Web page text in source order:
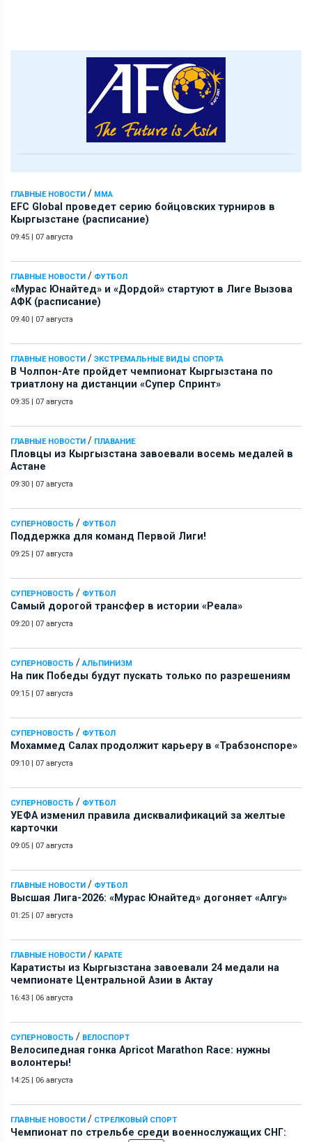
ГЛАВНЫЕ НОВОСТИ / ММА
EFC Global проведет серию бойцовских турниров в
Кыргызстане (расписание)
09:45 | 07 августа
ГЛАВНЫЕ НОВОСТИ / ФУТБОЛ
«Мурас Юнайтед» и «Дордой» стартуют в Лиге Вызова
АФК (расписание)
09:40 | 07 августа
ГЛАВНЫЕ НОВОСТИ / ЭКСТРЕМАЛЬНЫЕ ВИДЫ СПОРТА
В Чолпон-Ате пройдет чемпионат Кыргызстана по
триатлону на дистанции «Супер Спринт»
09:35 | 07 августа
ГЛАВНЫЕ НОВОСТИ / ПЛАВАНИЕ
Пловцы из Кыргызстана завоевали восемь медалей в
Астане
09:30 | 07 августа
СУПЕРНОВОСТЬ / ФУТБОЛ
Поддержка для команд Первой Лиги!
09:25 | 07 августа
СУПЕРНОВОСТЬ / ФУТБОЛ
Самый дорогой трансфер в истории «Реала»
09:20 | 07 августа
СУПЕРНОВОСТЬ / АЛЬПИНИЗМ
На пик Победы будут пускать только по разрешениям
09:15 | 07 августа
СУПЕРНОВОСТЬ / ФУТБОЛ
Мохаммед Салах продолжит карьеру в «Трабзонспоре»
09:10 | 07 августа
СУПЕРНОВОСТЬ / ФУТБОЛ
УЕФА изменил правила дисквалификаций за желтые
карточки
09:05 | 07 августа
ГЛАВНЫЕ НОВОСТИ / ФУТБОЛ
Высшая Лига-2026: «Мурас Юнайтед» догоняет «Алгу»
01:25 | 07 августа
ГЛАВНЫЕ НОВОСТИ / КАРАТЕ
Каратисты из Кыргызстана завоевали 24 медали на
чемпионате Центральной Азии в Актау
16:43 | 06 августа
СУПЕРНОВОСТЬ / ВЕЛОСПОРТ
Велосипедная гонка Apricot Marathon Race: нужны
волонтеры!
14:25 | 06 августа
ГЛАВНЫЕ НОВОСТИ / СТРЕЛКОВЫЙ СПОРТ
Чемпионат по стрельбе среди военнослужащих СНГ: